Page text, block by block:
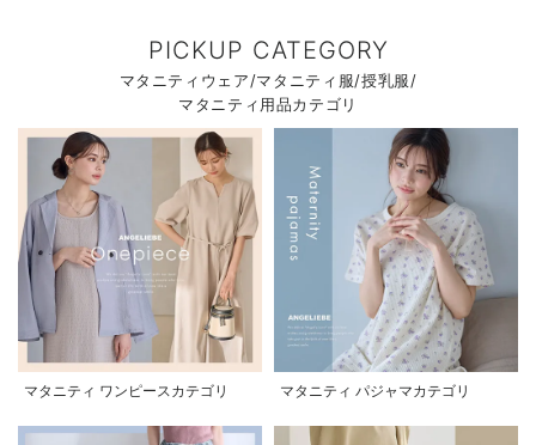
PICKUP CATEGORY
マタニティウェア/マタニティ服/授乳服/
マタニティ用品カテゴリ
マタニティ ワンピースカテゴリ マタニティ パジャマカテゴリ